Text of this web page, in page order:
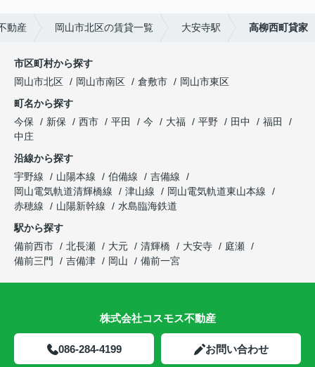
動産 岡山市北区の賃貸一覧 大安寺駅 高柳西町貸家
市区町村から探す
岡山市北区
岡山市南区 倉敷市
岡山市東区
町名から探す
今保
新保 西市 平田 今 大福 平野 田中
福田
中庄
沿線から探す
宇野線
山陽本線 伯備線
吉備線
岡山電気軌道清輝橋線
津山線
岡山電気軌道東山本線
赤穂線
山陽新幹線
水島臨海鉄道
駅から探す
備前西市
北長瀬 大元 清輝橋 大安寺
庭瀬
備前三門
吉備津 岡山 備前一宮
株式会社コスモス不動産
086-284-4199 お問い合わせ